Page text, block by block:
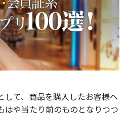
して、商品を購入したお客様へ
はや当たり前のものとなりつつ